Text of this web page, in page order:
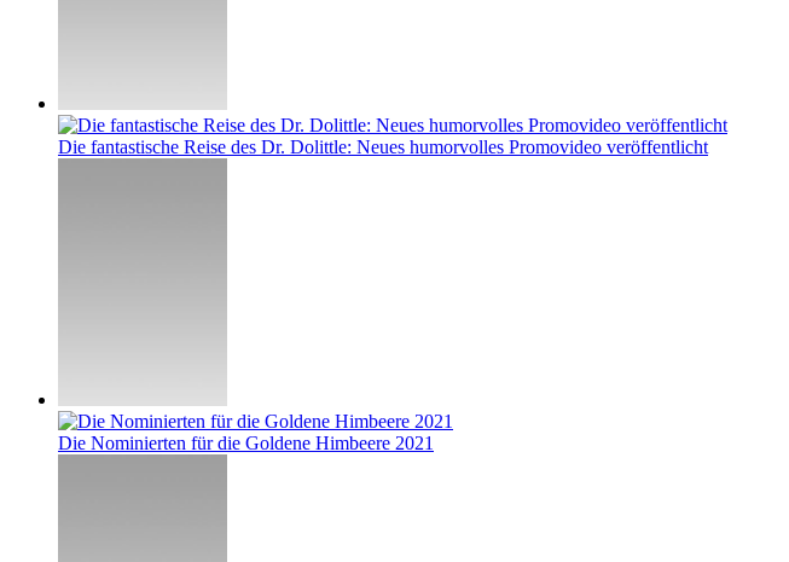
Die fantastische Reise des Dr. Dolittle: Neues humorvolles Promovideo veröffentlicht
Die Nominierten für die Goldene Himbeere 2021